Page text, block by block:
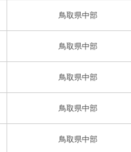
鳥取県中部
鳥取県中部
鳥取県中部
鳥取県中部
鳥取県中部